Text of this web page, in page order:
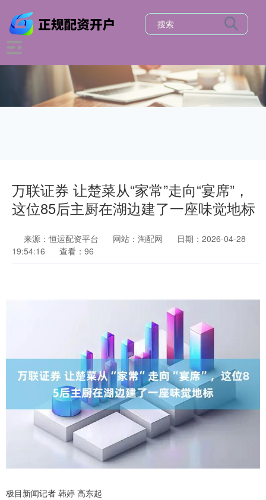
万联证券 让楚菜从“家常”走向“宴席”，
这位85后主厨在湖边建了一座味觉地标
来源：恒运配资平台 网站：淘配网
日期：2026-04-28
19:54:16
查看：96
极目新闻记者 韩婷 高东起